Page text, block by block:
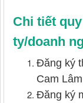
Chi tiết
ty/doanh
Đăng ký
Cam
Đăng ký